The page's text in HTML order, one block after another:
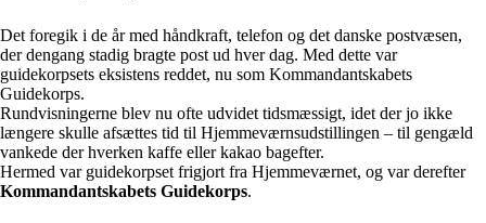
Det foregik i de år med håndkraft, telefon og det danske postvæsen,
der dengang stadig bragte post ud hver dag. Med dette var
guidekorpsets eksistens reddet, nu som Kommandantskabets
Guidekorps.
Rundvisningerne blev nu ofte udvidet tidsmæssigt, idet der jo ikke
længere skulle afsættes tid til Hjemmeværnsudstillingen – til gengæld
vankede der hverken kaffe eller kakao bagefter.
Hermed var guidekorpset frigjort fra Hjemmeværnet, og var derefter
Kommandantskabets Guidekorps.